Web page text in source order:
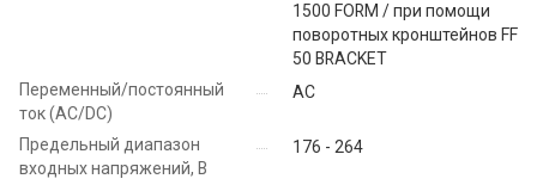
1500 FORM / при помощи
поворотных кронштейнов FF
50 BRACKET
Переменный/постоянный
ток (AC/DC)
AC
Предельный диапазон
входных напряжений, В
176 - 264